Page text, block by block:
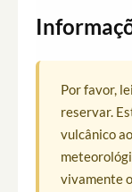
Por favor,
reservar.
vulcânico
vivamente